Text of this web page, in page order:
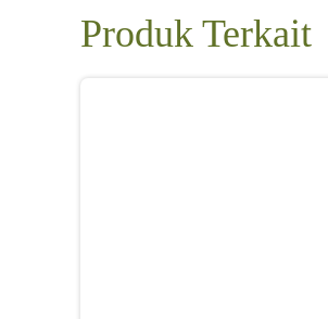
Produk Terkait